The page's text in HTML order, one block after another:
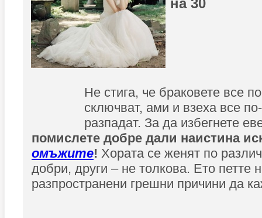
на 30
Не стига, че браковете все
сключват, ами и взеха все
разпадат. За да избегнете
помислете добре дали наистина
омъжите! Хората се женят по
добри, други – не толкова. Ето петте
разпространени грешни причини да